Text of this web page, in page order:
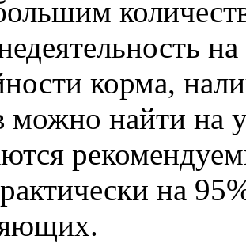
корма,
можно найти на
на